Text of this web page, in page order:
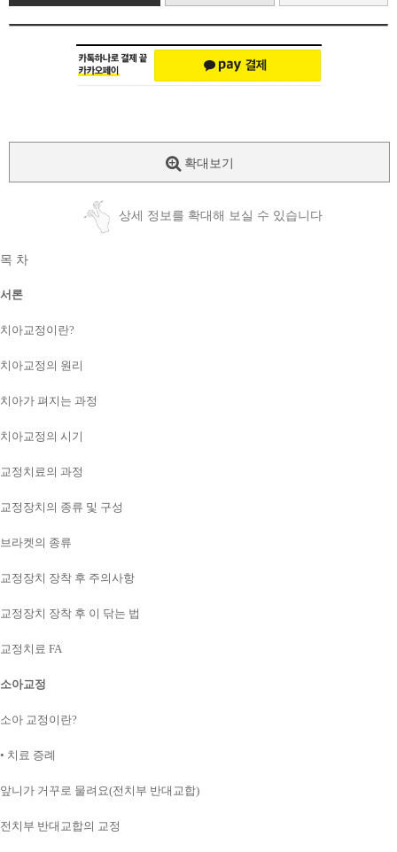
확대보기
상세 정보를 확대해 보실 수 있습니다
목 차
서론
치아교정이란?
치아교정의 원리
치아가 펴지는 과정
치아교정의 시기
교정치료의 과정
교정장치의 종류 및 구성
브라켓의 종류
교정장치 장착 후 주의사항
교정장치 장착 후 이 닦는 법
교정치료 FA
소아교정
소아 교정이란?
• 치료 증례
앞니가 거꾸로 물려요(전치부 반대교합)
전치부 반대교합의 교정